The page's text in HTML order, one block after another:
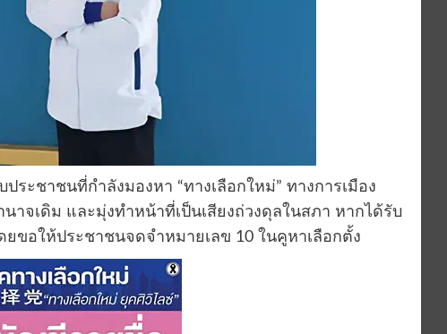
ระชาชนที่กำลังมองหา “ทางเลือกใหม่” ทางการเมือง
จเดิม และมุ่งทำหน้าที่เป็นเสียงถ่วงดุลในสภา หากได้รับ
ขอให้ประชาชนจดจำหมายเลข 10 ในคูหาเลือกตั้ง